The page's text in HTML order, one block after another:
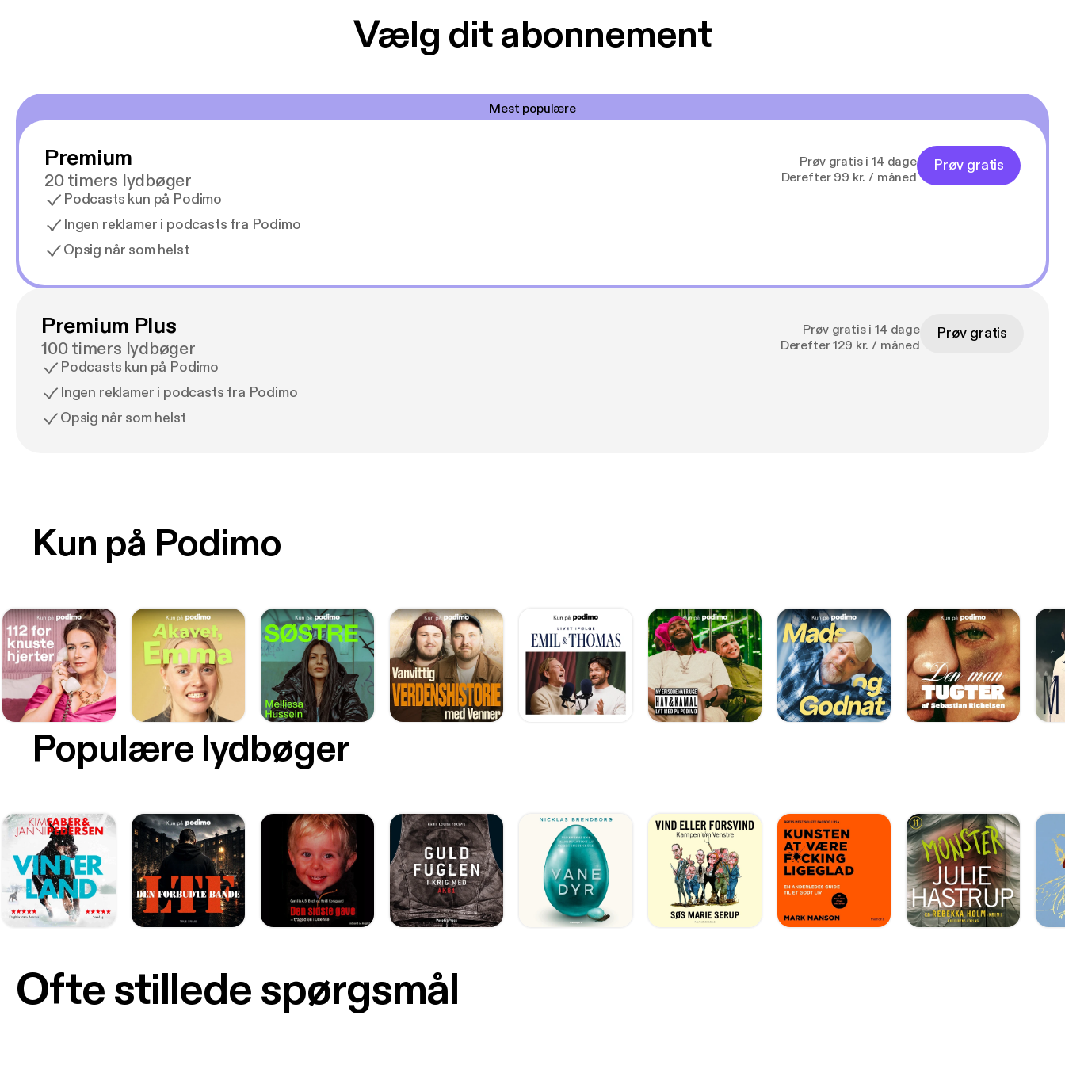
Vælg dit abonnement
Mest populære
Premium
20 timers lydbøger
Podcasts kun på Podimo
Ingen reklamer i podcasts fra Podimo
Opsig når som helst
Prøv gratis i 14 dage
Derefter 99 kr. / måned
Prøv gratis
Premium Plus
100 timers lydbøger
Podcasts kun på Podimo
Ingen reklamer i podcasts fra Podimo
Opsig når som helst
Prøv gratis i 14 dage
Derefter 129 kr. / måned
Prøv gratis
Kun på Podimo
Populære lydbøger
Ofte stillede spørgsmål